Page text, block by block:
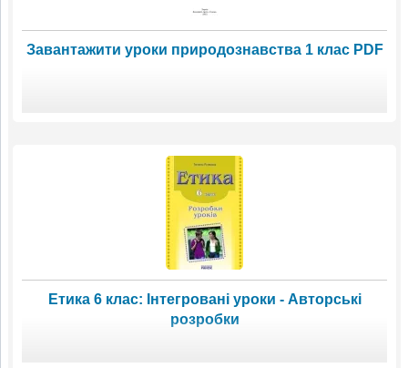
Завантажити уроки природознавства 1 клас PDF
Етика 6 клас: Інтегровані уроки - Авторські
розробки